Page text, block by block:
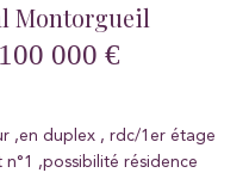
Montorgueil
000 €
,en duplex , rdc/1er étage
,possibilité résidence